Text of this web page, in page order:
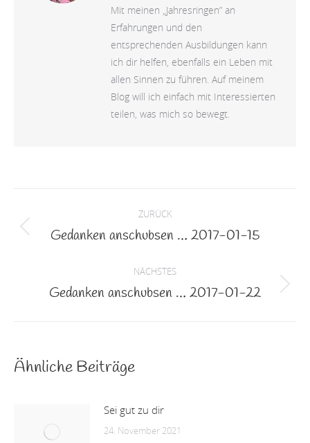
Mit meinen „Jahresringen” an
Erfahrungen und den
entsprechenden Ausbildungen kann
ich dir helfen, ebenfalls ein Leben mit
allen Sinnen zu führen. Auf meinem
Blog will ich einfach mit Interessierten
teilen, was mich so bewegt.
Kommentarnavigation
ZURÜCK
Vorheriger
Gedanken anschubsen … 2017-01-15
NÄCHSTES
Nächster
Gedanken anschubsen … 2017-01-22
Ähnliche Beiträge
Sei gut zu dir
24. November 2021